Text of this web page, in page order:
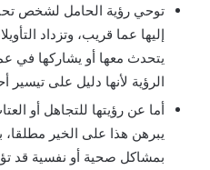
توحي رؤية الحامل لشخص
إليها عما قريب، وتزداد
يتحدث معها أو يشاركها في
الرؤية لأنها دليل على تيسير
أما عن رؤيتها للتجاهل أو
يبرهن هذا على الخير مطلقا،
بمشاكل صحية أو نفسية قد